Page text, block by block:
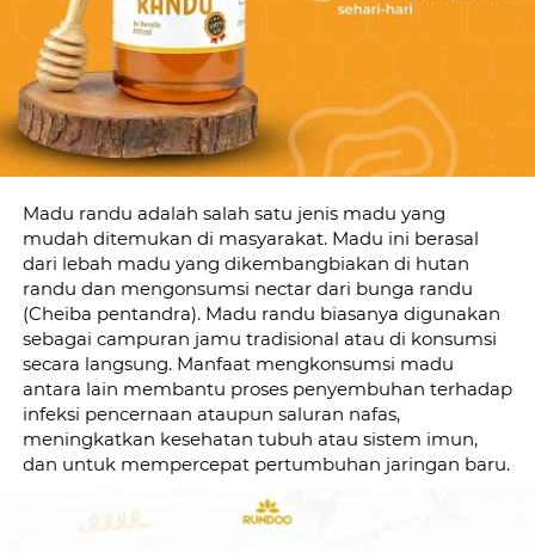
Madu randu adalah salah satu jenis madu yang
mudah ditemukan di masyarakat. Madu ini berasal
dari lebah madu yang dikembangbiakan di hutan
randu dan mengonsumsi nectar dari bunga randu
(Cheiba pentandra). Madu randu biasanya digunakan
sebagai campuran jamu tradisional atau di konsumsi
secara langsung. Manfaat mengkonsumsi madu
antara lain membantu proses penyembuhan terhadap
infeksi pencernaan ataupun saluran nafas,
meningkatkan kesehatan tubuh atau sistem imun,
dan untuk mempercepat pertumbuhan jaringan baru.